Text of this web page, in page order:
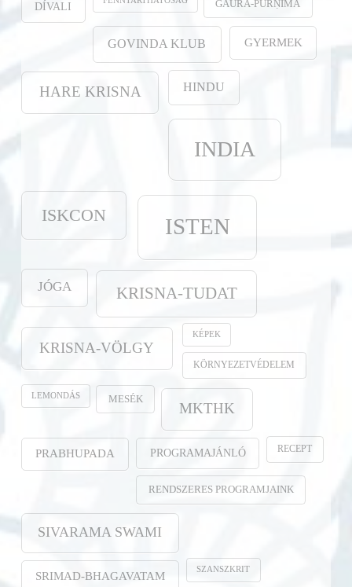
DÍVALI GAURA-PURṆIMĀ
GOVINDA KLUB GYERMEK
HARE KRISNA HINDU
INDIA
ISKCON ISTEN
JÓGA KRISNA-TUDAT
KRISNA-VÖLGY
KÉPEK
KÖRNYEZETVÉDELEM
LEMONDÁS MESÉK
MKTHK
PRABHUPADA PROGRAMAJÁNLÓ RECEPT
RENDSZERES PROGRAMJAINK
SIVARAMA SWAMI
SRIMAD-BHAGAVATAM SZANSZKRIT